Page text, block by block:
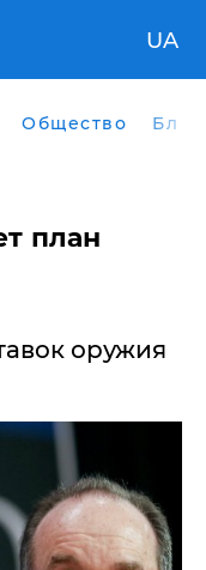
UA
Общество
план
оружия